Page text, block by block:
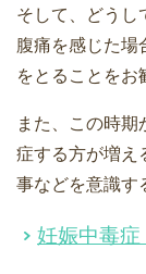
そして、どうし
腹痛を感じた場
をとることをお
また、この時期
症する方が増え
事などを意識す
妊娠中毒